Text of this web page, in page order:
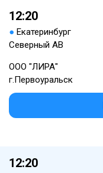
12:20
● Екатеринбург
Северный АВ
ООО "ЛИРА"
г.Первоуральск
12:20